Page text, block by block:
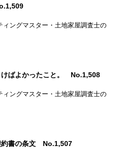
ングマスター・土地家屋調査士の
けばよかったこと。 No.1,508
ングマスター・土地家屋調査士の
約書の条文 No.1,507